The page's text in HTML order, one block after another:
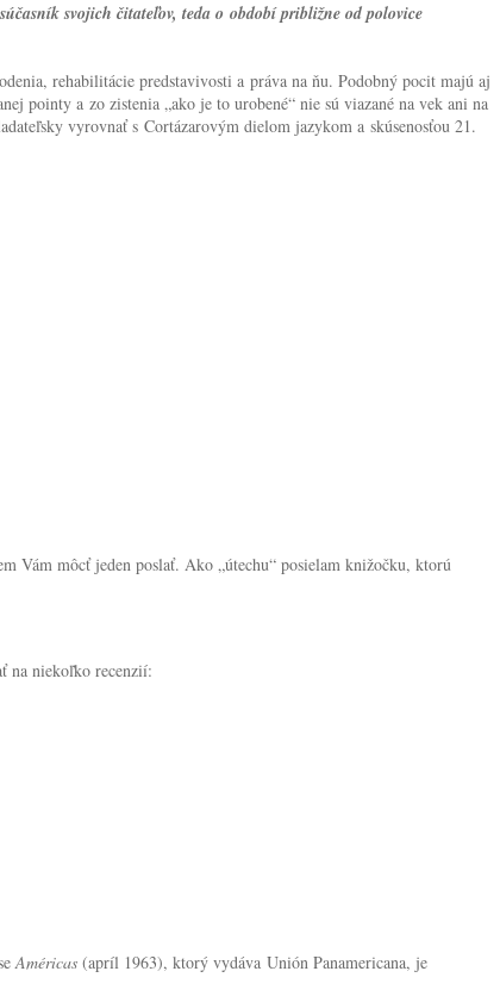
svojich čitateľov, teda o období približne od polovice
rehabilitácie predstavivosti a práva na ňu. Podobný pocit majú aj
pointy a zo zistenia „ako je to urobené“ nie sú viazané na vek ani na
vyrovnať s Cortázarovým dielom jazykom a skúsenosťou 21.
Vám môcť jeden poslať. Ako „útechu“ posielam knižočku, ktorú
na niekoľko recenzií:
Américas (apríl 1963), ktorý vydáva Unión Panamericana, je